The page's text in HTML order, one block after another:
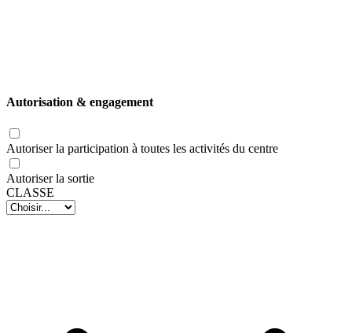
Autorisation & engagement
Autoriser la participation à toutes les activités du centre
Autoriser la sortie
CLASSE